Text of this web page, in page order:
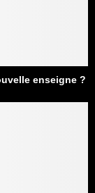
enseigne ?